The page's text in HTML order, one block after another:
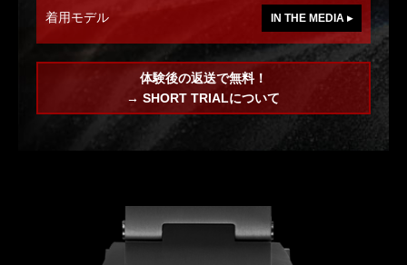
着用モデル
IN THE MEDIA ▸
体験後の返送で無料！
→ SHORT TRIALについて